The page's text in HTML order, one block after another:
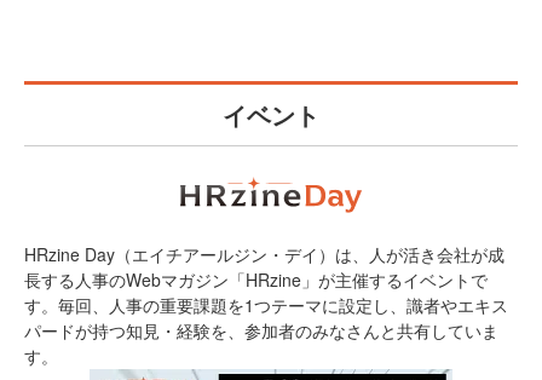
イベント
HRzine Day（エイチアールジン・デイ）は、人が活き会社が成
長する人事のWebマガジン「HRzine」が主催するイベントで
す。毎回、人事の重要課題を1つテーマに設定し、識者やエキス
パードが持つ知見・経験を、参加者のみなさんと共有していま
す。